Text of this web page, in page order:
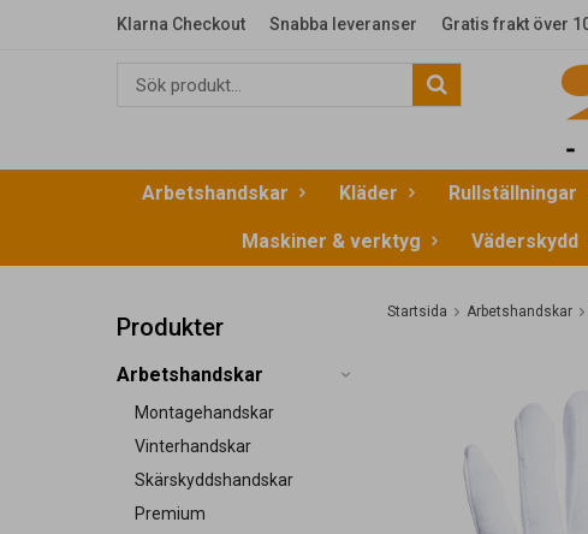
Klarna Checkout Snabba leveranser Gratis frakt över
Arbetshandskar Kläder Rullställningar
Maskiner & verktyg Väderskydd
Produkter
Arbetshandskar
Montagehandskar
Vinterhandskar
Skärskyddshandskar
Premium
Startsida Arbetshandskar